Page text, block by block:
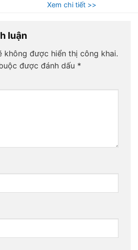
Xem chi tiết >>
luận
không được hiển thị công khai.
được đánh dấu *